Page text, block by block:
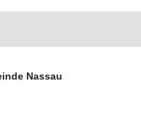
Nassau